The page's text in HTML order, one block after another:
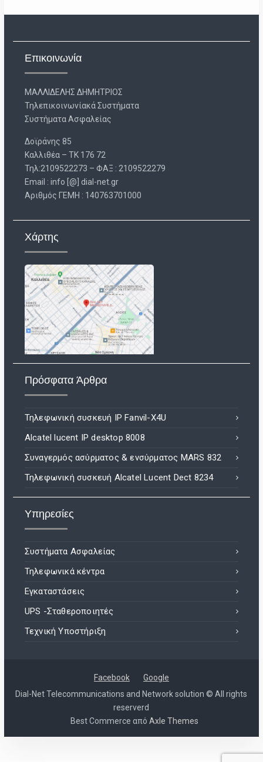
Επικοινωνία
ΜΑΛΛΙΔΕΛΗΣ ΔΗΜΗΤΡΙΟΣ
Τηλεπικοινωνίακά Συστήματα
Συστήματα Ασφαλείας
Δοϊράνης 85
Καλλιθέα – ΤΚ 176 72
Τηλ:2109522273 – ΦΑΞ : 2109522279
Email : info [@] dial-net.gr
Aριθμός ΓΕΜΗ : 140763701000
Χάρτης
Πρόσφατα Άρθρα
Τηλεφωνική συσκευή IP Fanvil-X4U
Alcatel lucent IP desktop 8008
Συναγερμός ασύρματος & ενσύρματος MARS 832
Τηλεφωνική συσκευή Alcatel Lucent Dect 8234
Υπηρεσίες
Συστήματα Ασφαλείας
Τηλεφωνικά κέντρα
Εγκαταστάσεις
UPS -Σταθεροποιητές
Τεχνική Υποστήριξη
Facebook
Google
Dial-Net Telecommunications and Network solution © All rights
reserverd
Best Commerce από Axle Themes